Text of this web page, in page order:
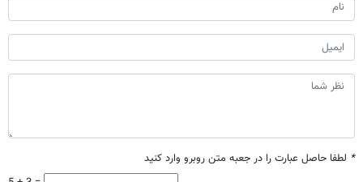
* لطفا حاصل عبارت را در جعبه متن روبرو وارد کنید